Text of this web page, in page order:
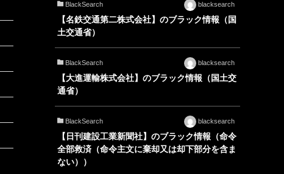
BlackSearch blacksearch
【名鉄交通第二株式会社】のブラック情報（国
土交通省）
BlackSearch blacksearch
【大進運輸株式会社】のブラック情報（国土交
通省）
BlackSearch blacksearch
【日刊建設工業新聞社】のブラック情報（命令
全部救済（命令主文に棄却又は却下部分を含ま
ない））